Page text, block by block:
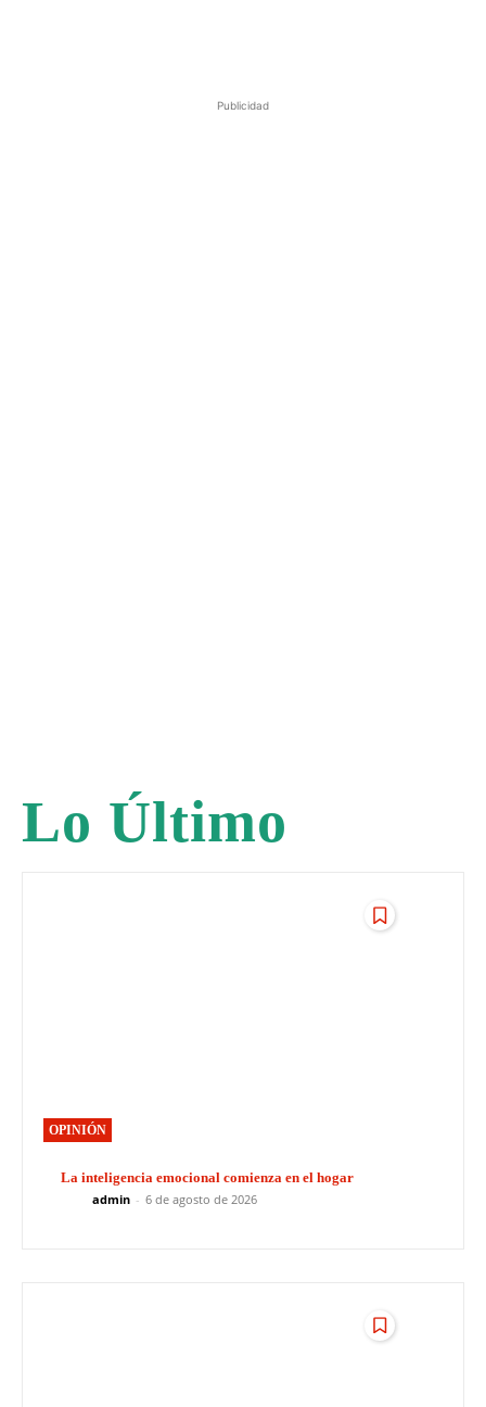
Publicidad
Lo Último
OPINIÓN
La inteligencia emocional comienza en el hogar
admin - 6 de agosto de 2026